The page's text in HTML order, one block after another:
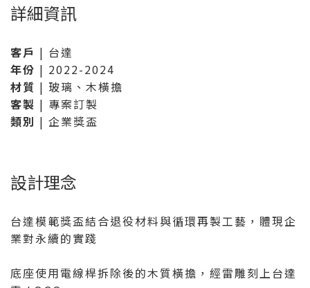
詳細資訊
客戶 | 台達
年份 | 2022-2024
材質 | 玻璃、木橫擔
客製 | 專案訂製
類別 | 企業獎盃
設計理念
台達模範獎盃結合退役材料與循環再製工藝，體現企
業對永續的實踐
底座使用電線桿拆除後的木質橫擔，經雷雕刻上台達